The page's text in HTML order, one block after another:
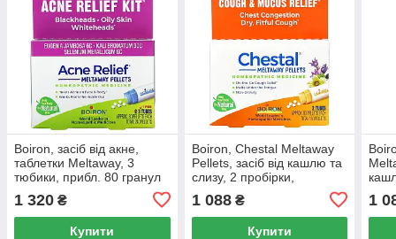
Boiron, засіб від акне,
таблетки Meltaway, 3
тюбики, прибл. 80 гранул
1 320 ₴
Купити
Boiron, Chestal Meltaway
Pellets, засіб від кашлю та
слизу, 2 пробірки,
кожній
1 088₴
Купити
80
1